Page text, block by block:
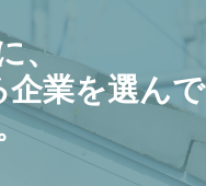
、
業を選んで